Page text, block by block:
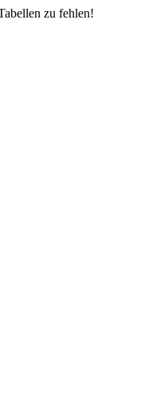
zu fehlen!